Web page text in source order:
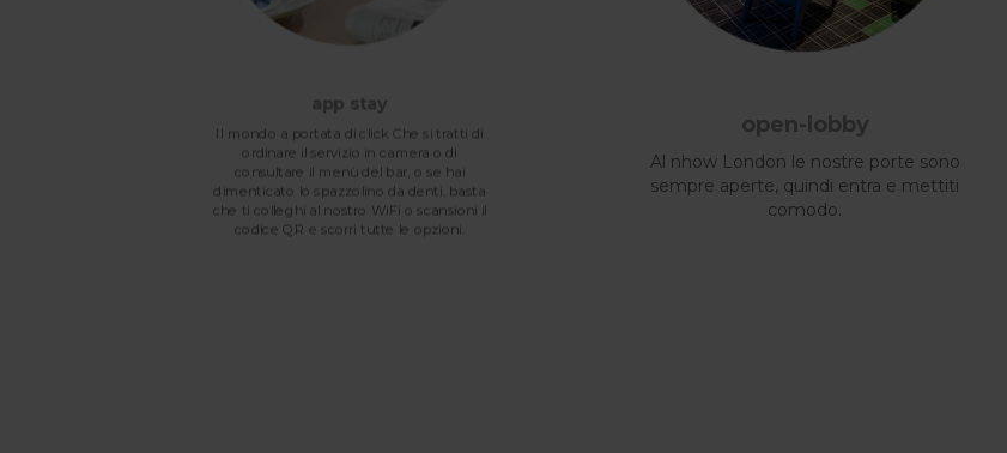
app stay
Il mondo a portata di click Che si tratti di
ordinare il servizio in camera o di
consultare il menù del bar, o se hai
dimenticato lo spazzolino da denti, basta
che ti colleghi al nostro WiFi o scansioni il
codice QR e scorri tutte le opzioni.
open-lobby
Al nhow London le nostre porte sono
sempre aperte, quindi entra e mettiti
comodo.